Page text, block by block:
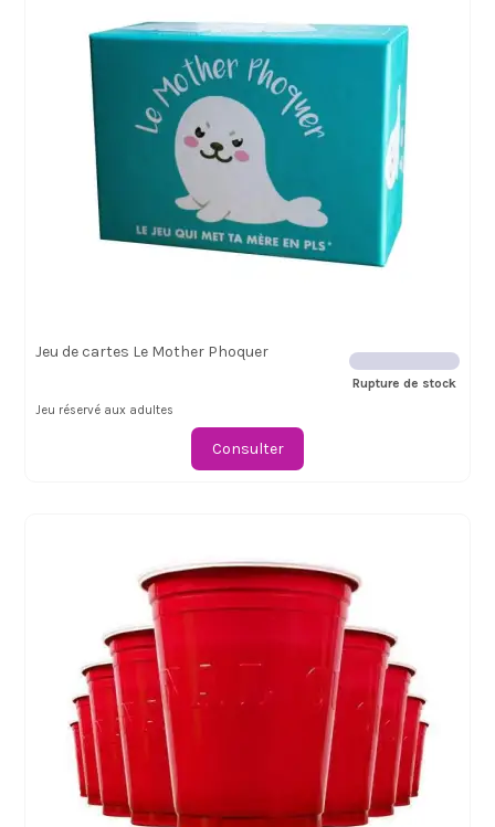
Jeu de cartes Le Mother Phoquer
Rupture de stock
Jeu réservé aux adultes
Consulter